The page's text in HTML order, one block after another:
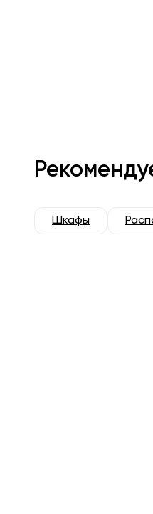
Шкафы